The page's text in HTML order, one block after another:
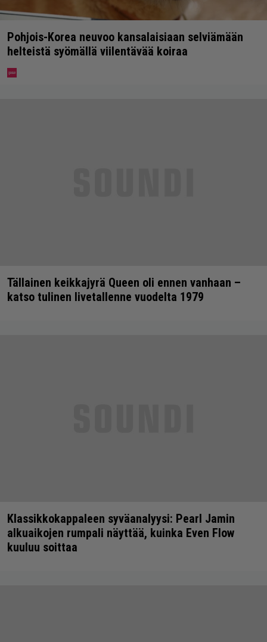
Pohjois-Korea neuvoo kansalaisiaan selviämään
helteistä syömällä viilentävää koiraa
Tällainen keikkajyrä Queen oli ennen vanhaan –
katso tulinen livetallenne vuodelta 1979
Klassikkokappaleen syväanalyysi: Pearl Jamin
alkuaikojen rumpali näyttää, kuinka Even Flow
kuuluu soittaa